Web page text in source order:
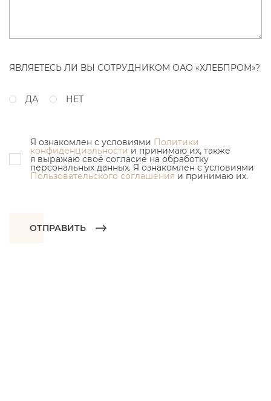
ЯВЛЯЕТЕСЬ ЛИ ВЫ СОТРУДНИКОМ ОАО «ХЛЕБПРОМ»?
ДА НЕТ
Я ознакомлен с условиями Политики
конфиденциальности и принимаю их, также
я выражаю своё согласие на обработку
персональных данных. Я ознакомлен с условиями
Пользовательского соглашения и принимаю их.
ОТПРАВИТЬ